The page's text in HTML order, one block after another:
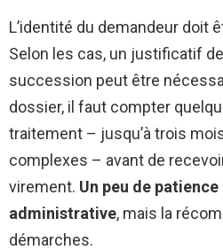
L’identité du demandeur doit
Selon les cas, un justificatif
succession peut être
dossier, il faut compter
traitement – jusqu’à trois
complexes – avant de
virement. Un peu de
administrative, mais la
démarches.